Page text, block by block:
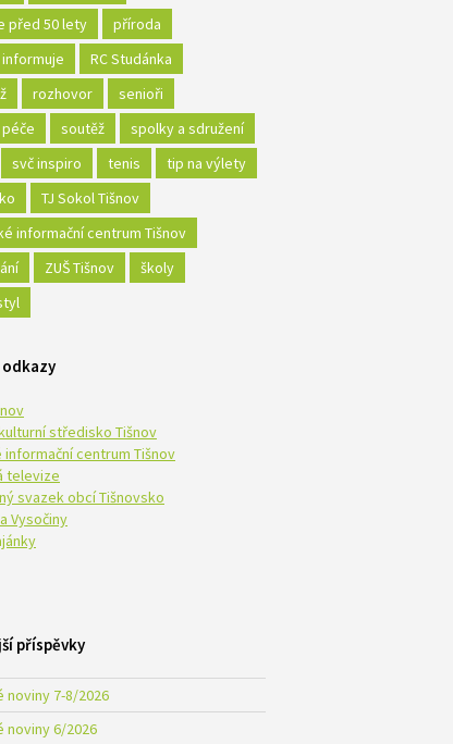
před 50 lety
příroda
RC Studánka
rozhovor
senioři
soutěž
spolky a sdružení
svč inspiro tenis
tip na výlety
TJ Sokol Tišnov
informační centrum Tišnov
ZUŠ Tišnov
školy
středisko Tišnov
informační centrum Tišnov
televize
svazek obcí Tišnovsko
Vysočiny
příspěvky
noviny 7-8/2026
noviny 6/2026